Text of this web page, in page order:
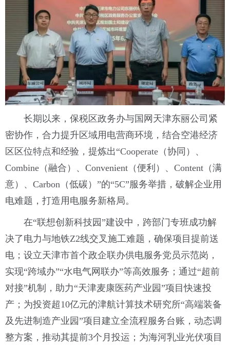
长期以来，保税区政务办与国网天津东丽公司紧
密协作，合力提升区域用电营商环境，结合空港经济
区区位特点和经验，提炼出“Cooperate（协同）、
Combine（融合）、Convenient（便利）、Content（满
意）、Carbon（低碳）”的“5C”服务举措，破解企业用
电难题，打造用电服务新格局。
在“联想创新科技园”建设中，跨部门专班成功解
决了电力与地铁Z2线交叉施工难题，确保项目提前送
电；设立天津市首个政企联办供电服务党员示范岗，
实现“跨域办”“水电气网联办”等高效服务；通过“超前
对接”机制，助力“天津麦康医药产业园”项目快速投
产；为投资超10亿元的津航计算技术研究所“高端装备
及先进制造产业园”项目建立全流程服务台账，动态调
整方案，推动其提前3个月投运；为海河乳业光伏项目